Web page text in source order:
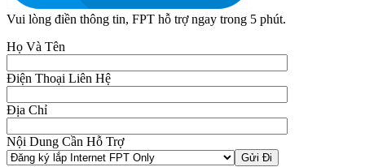
Vui lòng điền thông tin, FPT hỗ trợ ngay trong 5 phút.
Họ Và Tên
Điện Thoại Liên Hệ
Địa Chỉ
Nội Dung Cần Hỗ Trợ